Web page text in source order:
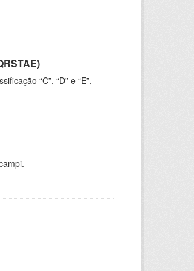
“C”, “D” e “E”,